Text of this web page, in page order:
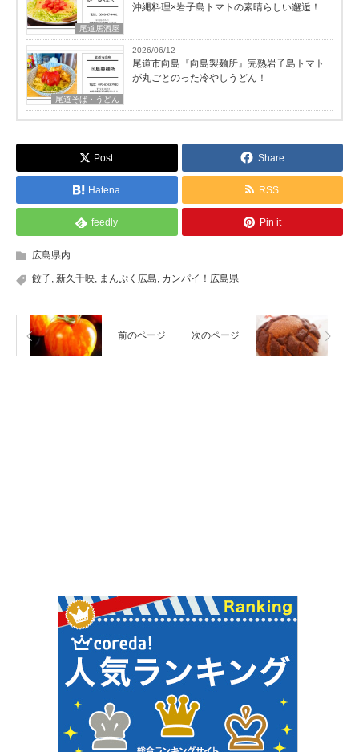
尾道居酒屋
沖縄料理×岩子島トマトの素晴らしい邂逅！
尾道そば・うどん
2026/06/12
尾道市向島『向島製麺所』完熟岩子島トマト
が丸ごとのった冷やしうどん！
Post Share
Hatena RSS
feedly Pin it
広島県内
餃子, 新久千映, まんぷく広島, カンパイ！広島県
前のページ 次のページ